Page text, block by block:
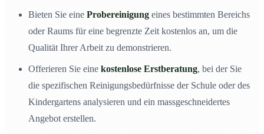
Bieten Sie eine Probereinigung eines bestimmten Bereichs
oder Raums für eine begrenzte Zeit kostenlos an, um die
Qualität Ihrer Arbeit zu demonstrieren.
Offerieren Sie eine kostenlose Erstberatung, bei der Sie
die spezifischen Reinigungsbedürfnisse der Schule oder des
Kindergartens analysieren und ein massgeschneidertes
Angebot erstellen.